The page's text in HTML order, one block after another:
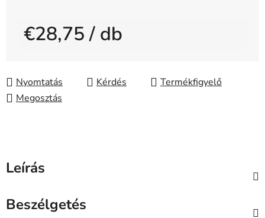
€28,75/ db
Nyomtatás
Kérdés
Megosztás
Leírás
Beszélgetés